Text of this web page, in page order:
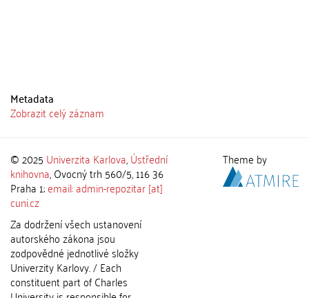
Metadata
Zobrazit celý záznam
© 2025 Univerzita Karlova,Ústřední
knihovna, Ovocný trh 560/5, 116 36
Praha 1;email: admin-repozitar [at]
cuni.cz
Za dodržení všech ustanovení
autorského zákona jsou
zodpovědné jednotlivé složky
Univerzity Karlovy. / Each
constituent part of Charles
Theme by